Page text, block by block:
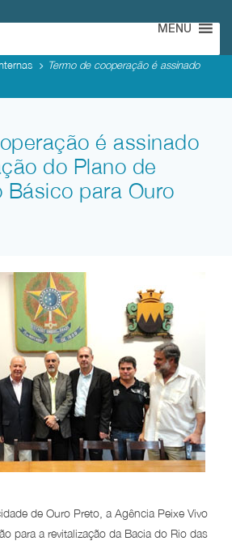
MENU
Termo de cooperação é assinado
é assinado
do Plano de
Básico para Ouro
de Ouro Preto, a Agência Peixe Vivo
para a revitalização da Bacia do Rio das